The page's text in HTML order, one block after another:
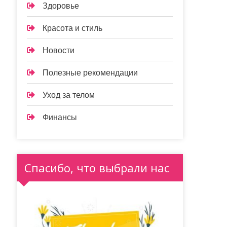
Здоровье
Красота и стиль
Новости
Полезные рекомендации
Уход за телом
Финансы
Спасибо, что выбрали нас